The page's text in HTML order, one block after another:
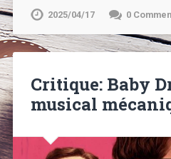
2025/04/17 0
Critique: Baby
musical